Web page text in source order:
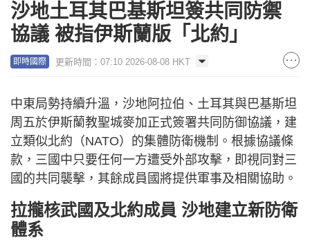
沙地土耳其巴基斯坦簽共同防禦
協議 被指伊斯蘭版「北約」
即時國際 更新時間：07:10 2026-08-08 HKT
中東局勢持續升溫，沙地阿拉伯、土耳其與巴基斯坦
周五於伊斯蘭教聖城麥加正式簽署共同防御協議，建
立類似北約（NATO）的集體防衛機制。根據協議條
款，三國中只要任何一方遭受外部攻擊，即視同對三
國的共同襲擊，其餘成員國將提供軍事及相關協助。
拉攏核武國及北約成員 沙地建立新防衛
體系